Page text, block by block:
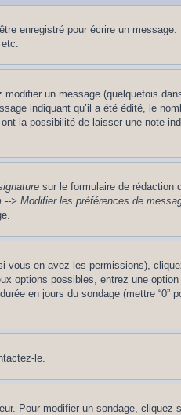
enregistré pour écrire un
un message (quelquefois
indiquant qu’il a été édité, le
la possibilité de laisser une note
sur le formulaire de rédaction
--> Modifier les préférences de
vous en avez les permissions),
options possibles, entrez une
en jours du sondage (mettre
le.
Pour modifier un sondage, cliquez